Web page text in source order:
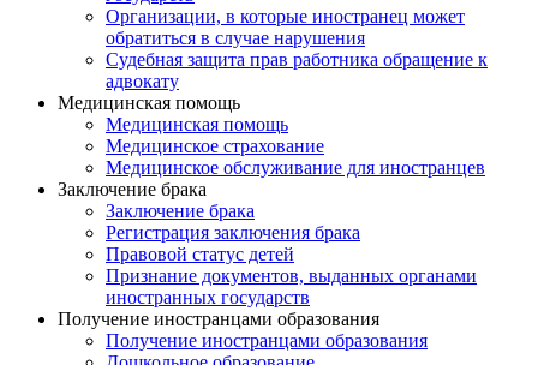
Организации, в которые иностранец может
обратиться в случае нарушения
Судебная защита прав работника обращение к
адвокату
Медицинская помощь
Медицинская помощь
Медицинское страхование
Медицинское обслуживание для иностранцев
Заключение брака
Заключение брака
Регистрация заключения брака
Правовой статус детей
Признание документов, выданных органами
иностранных государств
Получение иностранцами образования
Получение иностранцами образования